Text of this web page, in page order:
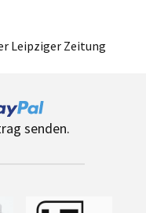
Leipziger Zeitung
senden.